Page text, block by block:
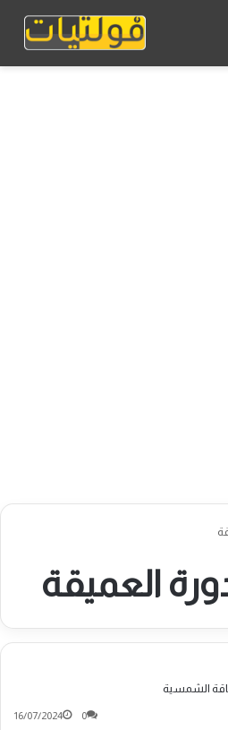
العميقة
16/07/2024 0